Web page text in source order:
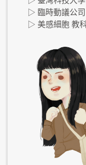
▷ 臨時動議公司
▷ 美感細胞 教